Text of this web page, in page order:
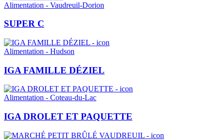
Alimentation - Vaudreuil-Dorion
SUPER C
Alimentation - Hudson
IGA FAMILLE DÉZIEL
Alimentation - Coteau-du-Lac
IGA DROLET ET PAQUETTE